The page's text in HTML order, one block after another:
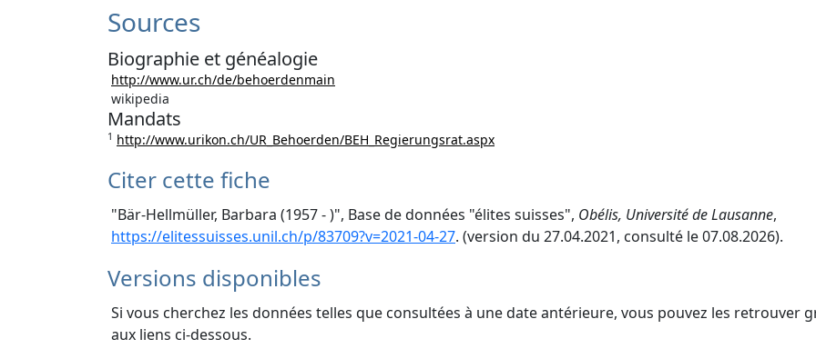
Sources
Biographie et généalogie
http://www.ur.ch/de/behoerdenmain
wikipedia
Mandats
1 http://www.urikon.ch/UR_Behoerden/BEH_Regierungsrat.aspx
Citer cette fiche
"Bär-Hellmüller, Barbara (1957 - )", Base de données "élites suisses", Obélis, Université de Lausanne,
https://elitessuisses.unil.ch/p/83709?v=2021-04-27. (version du 27.04.2021, consulté le 07.08.2026).
Versions disponibles
Si vous cherchez les données telles que consultées à une date antérieure, vous pouvez les retrouver
aux liens ci-dessous.